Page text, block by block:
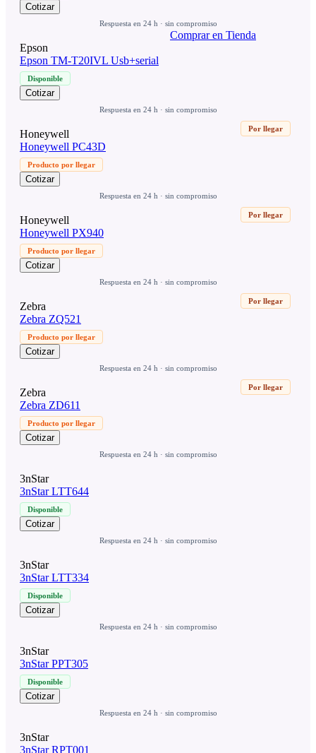
Cotizar
Respuesta en 24 h · sin compromiso
Comprar en Tienda
Epson
Epson TM-T20IVL Usb+serial
Disponible
Cotizar
Respuesta en 24 h · sin compromiso
Por llegar
Honeywell
Honeywell PC43D
Producto por llegar
Cotizar
Respuesta en 24 h · sin compromiso
Por llegar
Honeywell
Honeywell PX940
Producto por llegar
Cotizar
Respuesta en 24 h · sin compromiso
Por llegar
Zebra
Zebra ZQ521
Producto por llegar
Cotizar
Respuesta en 24 h · sin compromiso
Por llegar
Zebra
Zebra ZD611
Producto por llegar
Cotizar
Respuesta en 24 h · sin compromiso
3nStar
3nStar LTT644
Disponible
Cotizar
Respuesta en 24 h · sin compromiso
3nStar
3nStar LTT334
Disponible
Cotizar
Respuesta en 24 h · sin compromiso
3nStar
3nStar PPT305
Disponible
Cotizar
Respuesta en 24 h · sin compromiso
3nStar
3nStar RPT001